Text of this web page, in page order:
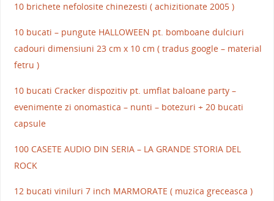
10 brichete nefolosite chinezesti ( achizitionate 2005 )
10 bucati – pungute HALLOWEEN pt. bomboane dulciuri
cadouri dimensiuni 23 cm x 10 cm ( tradus google – material
fetru )
10 bucati Cracker dispozitiv pt. umflat baloane party –
evenimente zi onomastica – nunti – botezuri + 20 bucati
capsule
100 CASETE AUDIO DIN SERIA – LA GRANDE STORIA DEL
ROCK
12 bucati viniluri 7 inch MARMORATE ( muzica greceasca )